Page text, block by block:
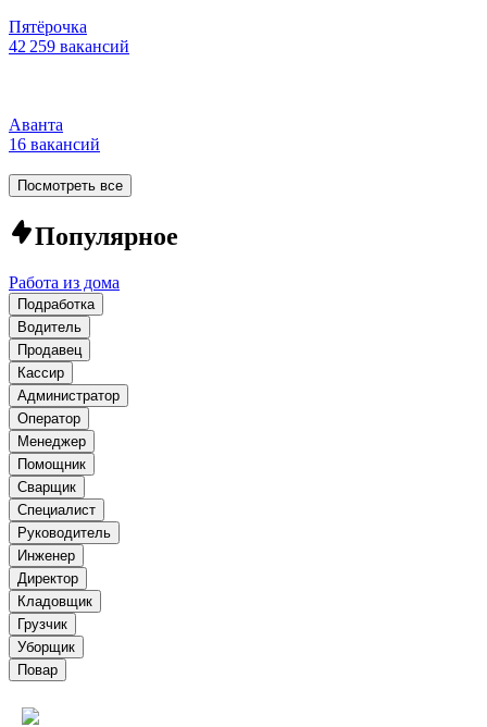
Пятёрочка
42 259 вакансий
Аванта
16 вакансий
Посмотреть все
Популярное
Работа из дома
Подработка
Водитель
Продавец
Кассир
Администратор
Оператор
Менеджер
Помощник
Сварщик
Специалист
Руководитель
Инженер
Директор
Кладовщик
Грузчик
Уборщик
Повар